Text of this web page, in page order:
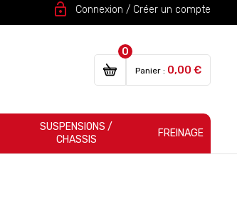
lock_open Connexion / Créer un compte
0
Panier : 0,00 €
SUSPENSIONS /
CHASSIS
FREINAGE